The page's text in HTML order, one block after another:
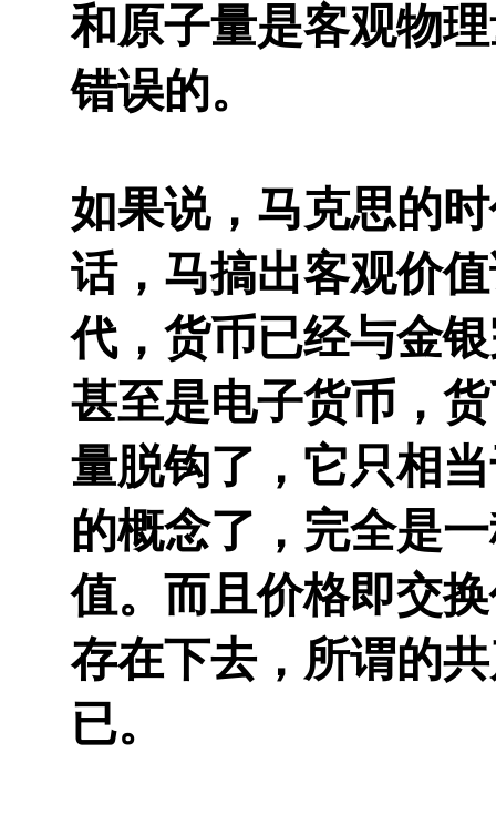
和原子量是客观物
错误的。
如果说，马克思的
话，马搞出客观价
代，货币已经与金
甚至是电子货币，
量脱钩了，它只相
的概念了，完全是
值。而且价格即交
存在下去，所谓的
已。